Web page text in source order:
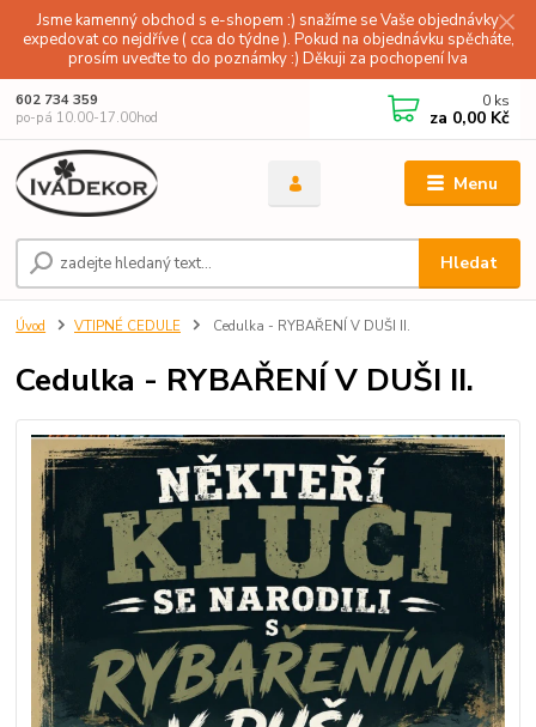
Jsme kamenný obchod s e-shopem :) snažíme se Vaše objednávky
expedovat co nejdříve ( cca do týdne ). Pokud na objednávku spěcháte,
prosím uveďte to do poznámky :) Děkuji za pochopení Iva
Menu
Hledat
602 734 359
po-pá 10.00-17.00hod
0 ks
za 0,00 Kč
Úvod VTIPNÉ CEDULE Cedulka - RYBAŘENÍ V DUŠI II.
Cedulka - RYBAŘENÍ V DUŠI II.